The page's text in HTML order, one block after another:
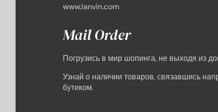
www.lanvin.com
Mail Order
Погрузись в мир шопинга, не выходя из
Узнай о наличии товаров, связавшись
бутиком.